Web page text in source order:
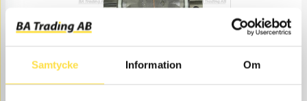
Samtycke Information Om
UNIVERSAL JOINT